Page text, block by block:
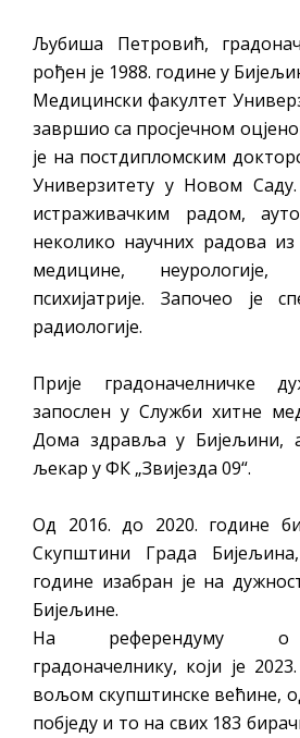
Љубиша Петровић,
рођен је 1988. године у
Медицински факултет
завршио са просјечном
је на постдипломским
Универзитету у Новом
истраживачким радом,
неколико научних радова
медицине, неурологије,
психијатрије. Започео је
радиологије.
Прије градоначелничке
запослен у Служби хитне
Дома здравља у Бијељини,
љекар у ФК „Звијезда 09“.
Од 2016. до 2020. године
Скупштини Града
године изабран је на
Бијељине.
На референдуму о
градоначелнику, који је
вољом скупштинске већине,
побједу и то на свих 183